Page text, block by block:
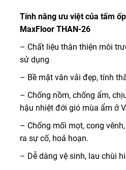
Tính năng ưu việt của tấm
MaxFloor THAN-26
– Chất liệu thân thiện môi
sử dụng
– Bề mặt vân vải đẹp, tính
– Chống nồm, chống ẩm,
hậu nhiệt đới gió mùa ẩm ở
– Chống mối mọt, cong
ra sự cố, hoả hoạn.
– Dễ dàng vệ sinh, lau chùi